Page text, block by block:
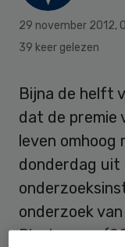
29 november 2012,
39 keer gelezen
Bijna de helft
dat de premie
leven omhoog
donderdag uit
onderzoek
Planbureau